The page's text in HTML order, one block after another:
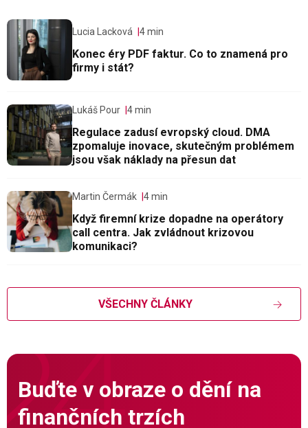
Lucia Lacková 4 min
Konec éry PDF faktur. Co to znamená pro
firmy i stát?
Lukáš Pour 4 min
Regulace zadusí evropský cloud. DMA
zpomaluje inovace, skutečným problémem
jsou však náklady na přesun dat
Martin Čermák 4 min
Když firemní krize dopadne na operátory
call centra. Jak zvládnout krizovou
komunikaci?
VŠECHNY ČLÁNKY
Buďte v obraze o dění na
finančních trzích